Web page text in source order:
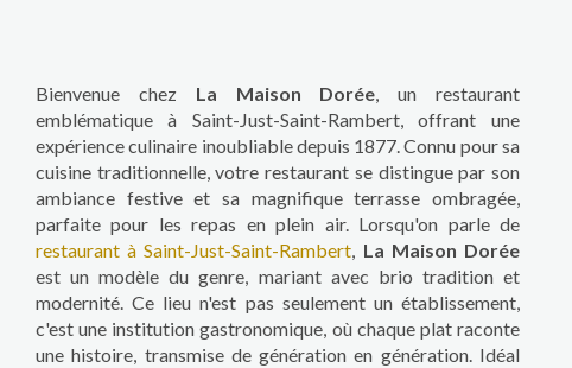
Bienvenue chez La Maison Dorée, un restaurant
emblématique à Saint-Just-Saint-Rambert, offrant une
expérience culinaire inoubliable depuis 1877. Connu pour sa
cuisine traditionnelle, votre restaurant se distingue par son
ambiance festive et sa magnifique terrasse ombragée,
parfaite pour les repas en plein air. Lorsqu'on parle de
restaurant à Saint-Just-Saint-Rambert, La Maison Dorée
est un modèle du genre, mariant avec brio tradition et
modernité. Ce lieu n'est pas seulement un établissement,
c'est une institution gastronomique, où chaque plat raconte
une histoire, transmise de génération en génération. Idéal